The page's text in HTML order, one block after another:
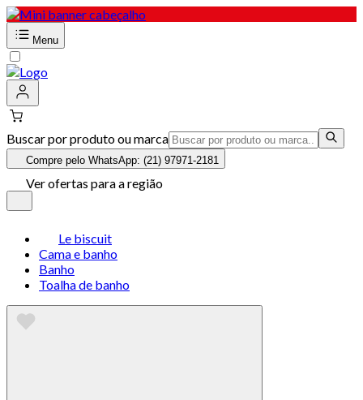
Menu
Buscar por produto ou marca
Compre pelo WhatsApp: (21) 97971-2181
Ver ofertas para a região
Le biscuit
Cama e banho
Banho
Toalha de banho